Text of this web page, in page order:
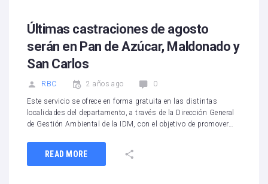
Últimas castraciones de agosto
serán en Pan de Azúcar, Maldonado y
San Carlos
RBC 2 años ago 0
Este servicio se ofrece en forma gratuita en las distintas
localidades del departamento, a través de la Dirección General
de Gestión Ambiental de la IDM, con el objetivo de promover…
READ MORE